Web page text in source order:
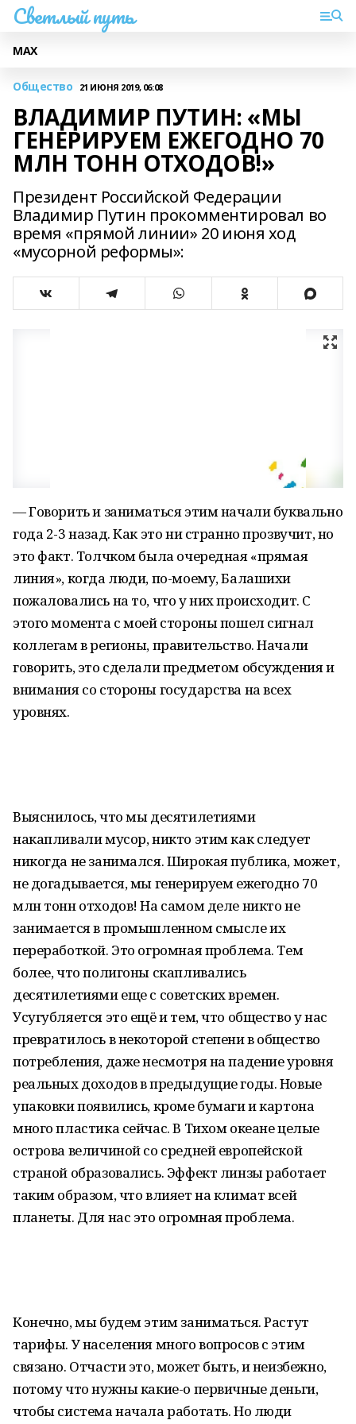
Светлый путь
МАХ
Общество 21 ИЮНЯ 2019, 06:08
ВЛАДИМИР ПУТИН: «МЫ
ГЕНЕРИРУЕМ ЕЖЕГОДНО 70
МЛН ТОНН ОТХОДОВ!»
Президент Российской Федерации
Владимир Путин прокомментировал во
время «прямой линии» 20 июня ход
«мусорной реформы»:
— Говорить и заниматься этим начали буквально
года 2-3 назад. Как это ни странно прозвучит, но
это факт. Толчком была очередная «прямая
линия», когда люди, по-моему, Балашихи
пожаловались на то, что у них происходит. С
этого момента с моей стороны пошел сигнал
коллегам в регионы, правительство. Начали
говорить, это сделали предметом обсуждения и
внимания со стороны государства на всех
уровнях.
Выяснилось, что мы десятилетиями
накапливали мусор, никто этим как следует
никогда не занимался. Широкая публика, может,
не догадывается, мы генерируем ежегодно 70
млн тонн отходов! На самом деле никто не
занимается в промышленном смысле их
переработкой. Это огромная проблема. Тем
более, что полигоны скапливались
десятилетиями еще с советских времен.
Усугубляется это ещё и тем, что общество у нас
превратилось в некоторой степени в общество
потребления, даже несмотря на падение уровня
реальных доходов в предыдущие годы. Новые
упаковки появились, кроме бумаги и картона
много пластика сейчас. В Тихом океане целые
острова величиной со средней европейской
страной образовались. Эффект линзы работает
таким образом, что влияет на климат всей
планеты. Для нас это огромная проблема.
Конечно, мы будем этим заниматься. Растут
тарифы. У населения много вопросов с этим
связано. Отчасти это, может быть, и неизбежно,
потому что нужны какие-о первичные деньги,
чтобы система начала работать. Но люди